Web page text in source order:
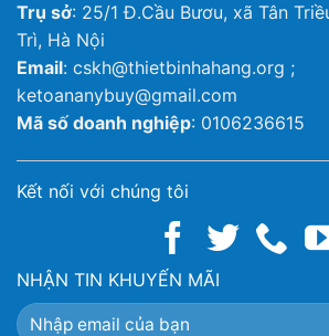
Trụ sở: 25/1 Đ.Cầu Bươu, xã Tân
Trì, Hà Nội
Email: cskh@thietbinhahang.org ;
ketoananybuy@gmail.com
Mã số doanh nghiệp: 0106236615
Kết nối với chúng tôi
NHẬN TIN KHUYẾN MÃI